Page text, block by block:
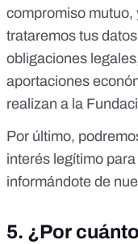
compromiso mutuo,
trataremos tus
obligaciones
aportaciones
realizan a la
Por último,
interés legítimo
informándote de
5. ¿Por